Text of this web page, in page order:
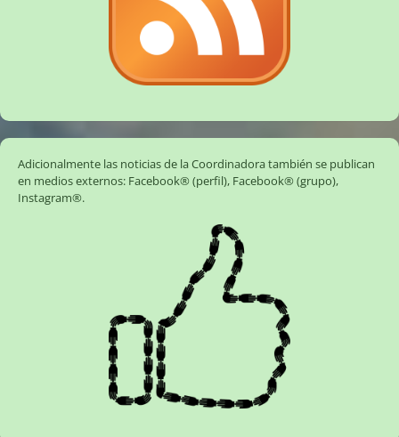
Adicionalmente las noticias de la Coordinadora también se publican
en medios externos: Facebook® (perfil), Facebook® (grupo),
Instagram®.